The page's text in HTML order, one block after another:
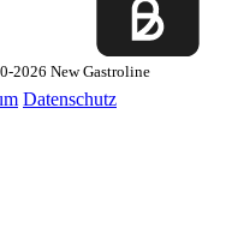
2026 New Gastroline
Datenschutz